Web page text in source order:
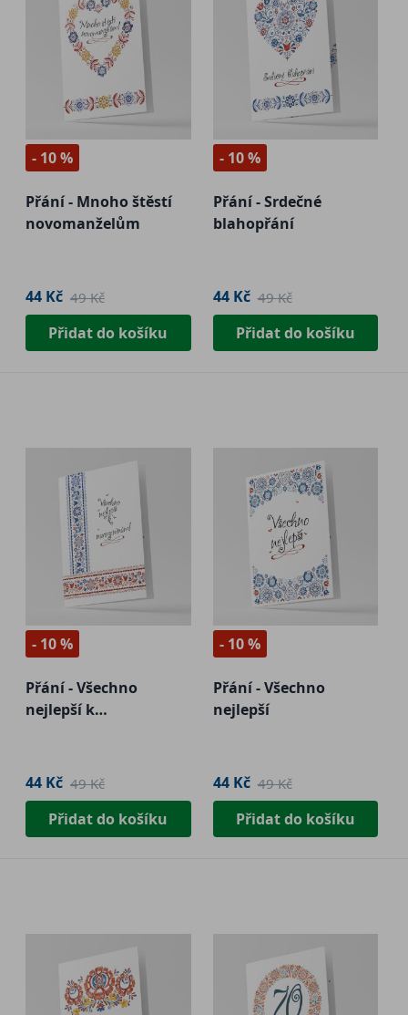
- 10 %
Přání - Mnoho štěstí
novomanželům
44 Kč 49 Kč
Přidat do košíku
- 10 %
Přání - Srdečné
blahopřání
44 Kč 49 Kč
Přidat do košíku
- 10 %
Přání - Všechno
nejlepší k
44 Kč 49 Kč
Přidat do košíku
- 10 %
Přání - Všechno
nejlepší
44 Kč 49 Kč
Přidat do košíku